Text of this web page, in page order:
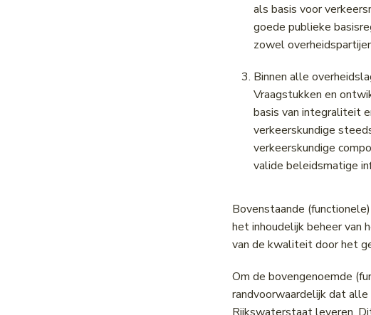
als basis voor
goede publieke
zowel
Binnen alle
Vraagstukken en
basis van integraliteit
verkeerskundige
verkeerskundige
valide beleidsmatige
Bovenstaande
het inhoudelijk beheer van
van de kwaliteit door het
Om de bovengenoemde
randvoorwaardelijk dat